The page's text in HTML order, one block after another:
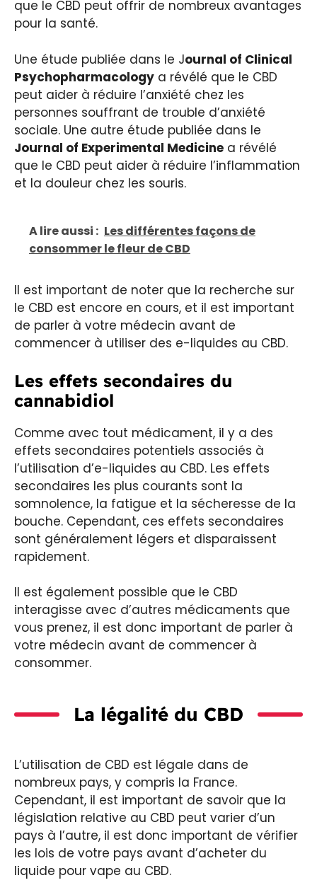
que le CBD peut offrir de nombreux avantages
pour la santé.
Une étude publiée dans le Journal of Clinical
Psychopharmacology a révélé que le CBD
peut aider à réduire l’anxiété chez les
personnes souffrant de trouble d’anxiété
sociale. Une autre étude publiée dans le
Journal of Experimental Medicine a révélé
que le CBD peut aider à réduire l’inflammation
et la douleur chez les souris.
A lire aussi : Les différentes façons de
consommer le fleur de CBD
Il est important de noter que la recherche sur
le CBD est encore en cours, et il est important
de parler à votre médecin avant de
commencer à utiliser des e-liquides au CBD.
Les effets secondaires du
cannabidiol
Comme avec tout médicament, il y a des
effets secondaires potentiels associés à
l’utilisation d’e-liquides au CBD. Les effets
secondaires les plus courants sont la
somnolence, la fatigue et la sécheresse de la
bouche. Cependant, ces effets secondaires
sont généralement légers et disparaissent
rapidement.
Il est également possible que le CBD
interagisse avec d’autres médicaments que
vous prenez, il est donc important de parler à
votre médecin avant de commencer à
consommer.
La légalité du CBD
L’utilisation de CBD est légale dans de
nombreux pays, y compris la France.
Cependant, il est important de savoir que la
législation relative au CBD peut varier d’un
pays à l’autre, il est donc important de vérifier
les lois de votre pays avant d’acheter du
liquide pour vape au CBD.